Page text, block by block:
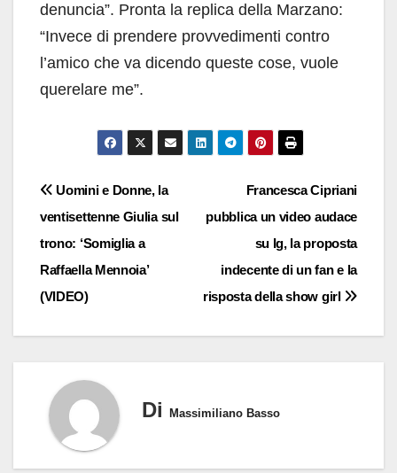
denuncia”. Pronta la replica della Marzano:
“Invece di prendere provvedimenti contro
l’amico che va dicendo queste cose, vuole
querelare me”.
Navigazione
articoli
Francesca Cipriani
pubblica un video audace
su Ig, la proposta
indecente di un fan e la
risposta della show girl
Uomini e Donne, la
ventisettenne Giulia sul
trono: ‘Somiglia a
Raffaella Mennoia’
(VIDEO)
Di Massimiliano Basso